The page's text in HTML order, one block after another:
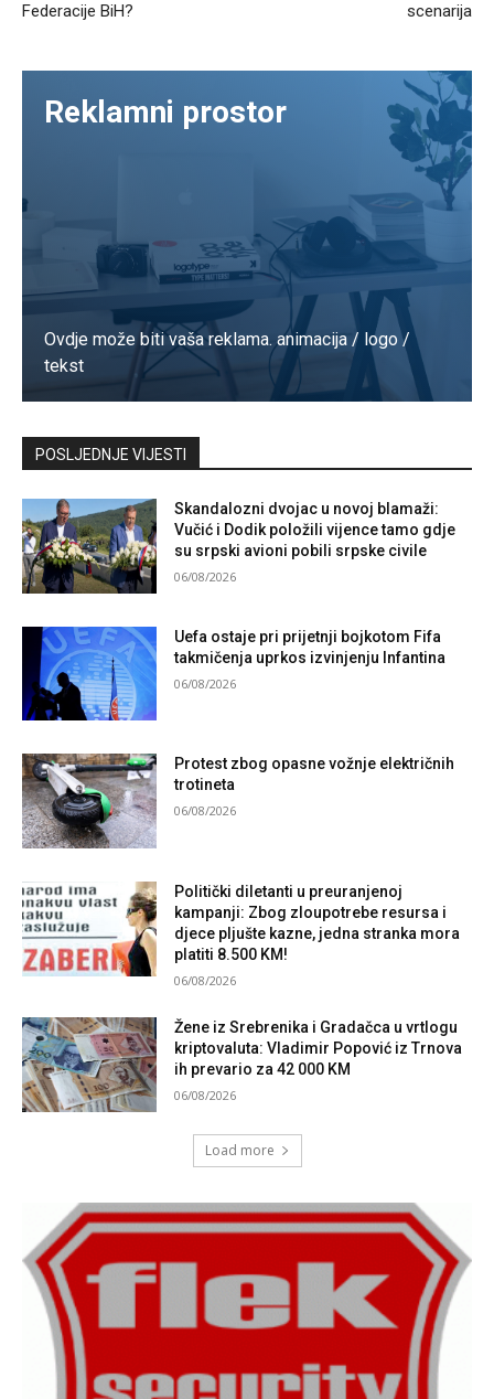
Federacije BiH?
scenarija
Reklamni prostor
Ovdje može biti vaša reklama. animacija / logo /
tekst
Kontaktirajte nas
POSLJEDNJE VIJESTI
Skandalozni dvojac u novoj blamaži:
Vučić i Dodik položili vijence tamo gdje
su srpski avioni pobili srpske civile
06/08/2026
Uefa ostaje pri prijetnji bojkotom Fifa
takmičenja uprkos izvinjenju Infantina
06/08/2026
Protest zbog opasne vožnje električnih
trotineta
06/08/2026
Politički diletanti u preuranjenoj
kampanji: Zbog zloupotrebe resursa i
djece pljušte kazne, jedna stranka mora
platiti 8.500 KM!
06/08/2026
Žene iz Srebrenika i Gradačca u vrtlogu
kriptovaluta: Vladimir Popović iz Trnova
ih prevario za 42 000 KM
06/08/2026
Load more